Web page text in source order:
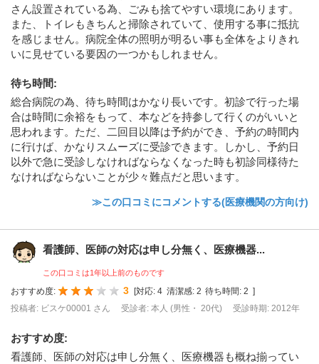
さん設置されている為、ごみも捨てやすい環境にあります。
また、トイレもきちんと掃除されていて、使用する事に抵抗
を感じません。病院全体の照明が明るい事も全体をよりきれ
いに見せている要因の一つかもしれません。
待ち時間:
総合病院の為、待ち時間はかなり長いです。初診で行った場
合は時間に余裕をもって、本などを持参して行くのがいいと
思われます。ただ、二回目以降は予約ができ、予約の時間内
に行けば、かなりスムーズに受診できます。しかし、予約日
以外で急に受診しなければならなくなった時も初診同様待た
なければならないことが少々難点だと思います。
≫この口コミにコメントする(医療機関の方向け)
看護師、医師の対応は申し分無く、医療機器...
この口コミは1年以上前のものです
おすすめ度: 3 [対応: 4 清潔感: 2 待ち時間: 2 ]
投稿者: ビスケ00001 さん
受診者: 本人 (男性・ 20代) 受診時期: 2012年
おすすめ度:
看護師、医師の対応は申し分無く、医療機器も概ね揃ってい